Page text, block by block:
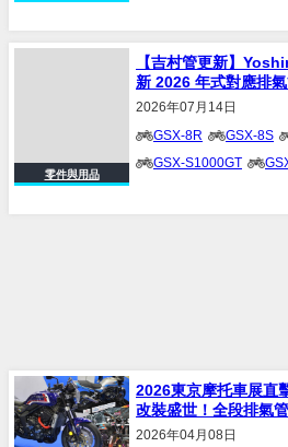
【吉村管更新】
新 2026 年式對應排
S1000、GSX-8R 適
2026年07月14日
GSX-8R GSX-8S
GSX-S1000GT
V-STROM 800 V-
2026東京摩托車展直
改裝盛世！全段排氣
饗宴 (Part 2)
2026年04月08日